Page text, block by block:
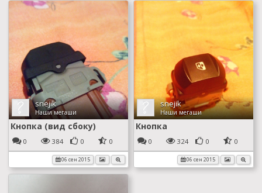
snejik
Наши мегаши
Кнопка (вид сбоку)
0 384 0 0
06 сен 2015
snejik
Наши мегаши
Кнопка
0 324 0 0
06 сен 2015